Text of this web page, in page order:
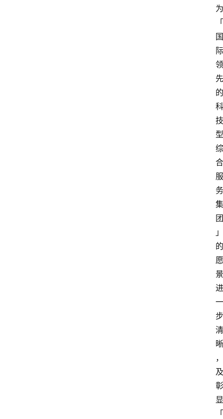
为
「
国
际
领
先
的
科
技
型
综
合
服
务
集
团
」
的
愿
景
进
一
步
清
晰
，
及
彰
显
「